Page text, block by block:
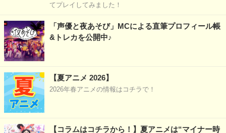
てプレイしてみました！
「声優と夜あそび」MCによる直筆プロフィール帳
&トレカを公開中♪
【夏アニメ 2026】
2026年春アニメの情報はコチラで！
【コラムはコチラから！】夏アニメは“マイナー時